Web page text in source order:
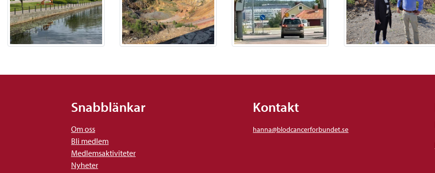
Snabblänkar
Om oss
Bli medlem
Medlemsaktiviteter
Nyheter
Kontakt
hanna@blodcancerforbundet.se